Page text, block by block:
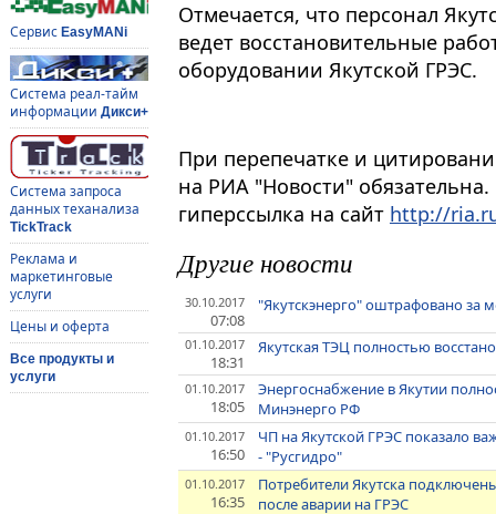
Сервис EasyMANi
Система реал-тайм
информации Дикси+
Система запроса
данных теханализа
TickTrack
Реклама и
маркетинговые
услуги
Цены и оферта
Все продукты и
услуги
Отмечается, что персонал
ведет восстановительные
оборудовании Якутской ГРЭС.
При перепечатке и
на РИА "Новости"
гиперссылка на сайт http://
Другие новости
30.10.2017
07:08
"Якутскэнерго" оштрафовано за
01.10.2017
18:31
Якутская ТЭЦ полностью
01.10.2017
18:05
Энергоснабжение в Якутии
Минэнерго РФ
01.10.2017
16:50
ЧП на Якутской ГРЭС показало
- "Русгидро"
01.10.2017
16:35
Потребители Якутска
после аварии на ГРЭС